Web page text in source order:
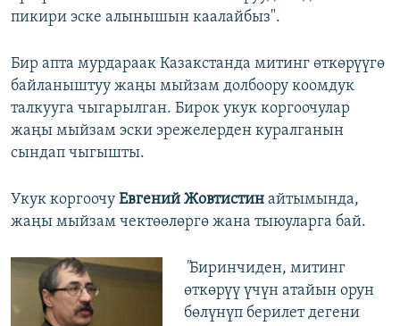
пикири эске алынышын каалайбыз".
Бир апта мурдараак Казакстанда митинг өткөрүүгө
байланыштуу жаңы мыйзам долбоору коомдук
талкууга чыгарылган. Бирок укук коргоочулар
жаңы мыйзам эски эрежелерден куралганын
сындап чыгышты.
Укук коргоочу Евгений Жовтистин айтымында,
жаңы мыйзам чектөөлөргө жана тыюуларга бай.
"Биринчиден, митинг
өткөрүү үчүн атайын орун
бөлүнүп берилет дегени